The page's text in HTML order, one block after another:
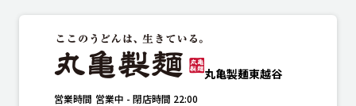
丸亀製麺東越谷
営業時間 営業中 - 閉店時間 22:00